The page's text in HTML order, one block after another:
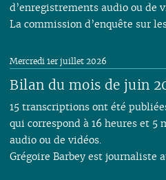
d’enregistrements audio ou de
La commission d’enquête sur
Bilan du mois de juin
Mercredi 1er juillet 2026
15 transcriptions ont été
qui correspond à 16 heures et 5
audio ou de vidéos.
Grégoire Barbey est journaliste